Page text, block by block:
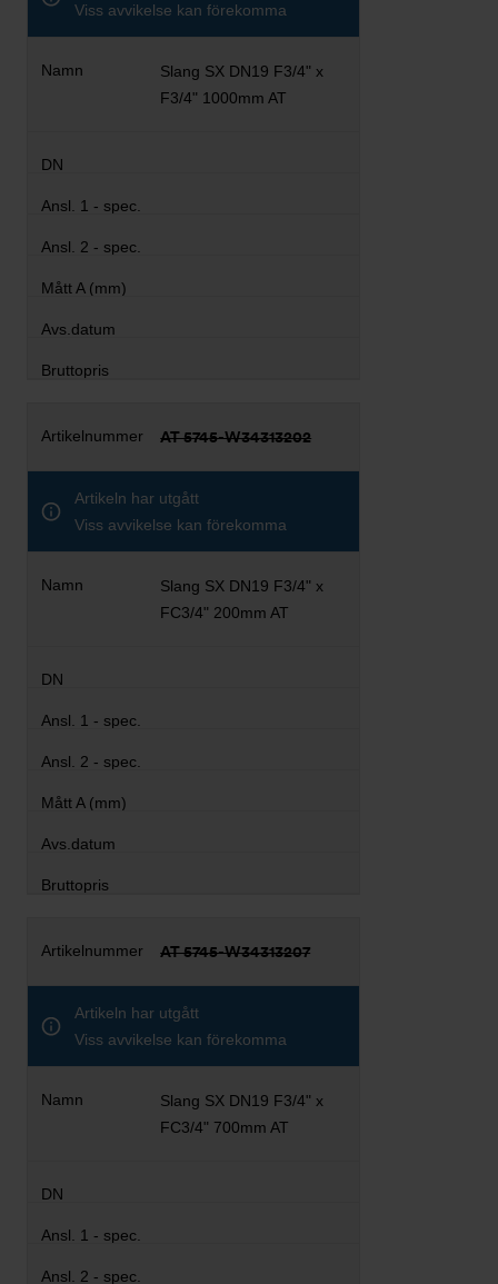
Viss avvikelse kan förekomma
Slang SX DN19 F3/4" x
F3/4" 1000mm AT
AT 5745-W34313202
Artikeln har utgått
Viss avvikelse kan förekomma
Slang SX DN19 F3/4" x
FC3/4" 200mm AT
AT 5745-W34313207
Artikeln har utgått
Viss avvikelse kan förekomma
Slang SX DN19 F3/4" x
FC3/4" 700mm AT